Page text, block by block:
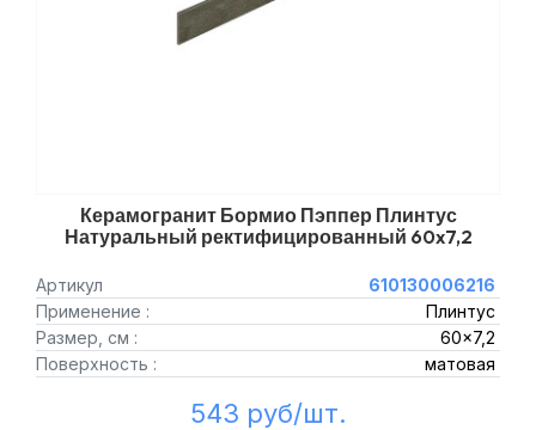
Керамогранит Бормио Пэппер Плинтус
Натуральный ректифицированный 60x7,2
Артикул
610130006216
Применение :
Плинтус
Размер, см :
60x7,2
Поверхность :
матовая
543 руб/шт.